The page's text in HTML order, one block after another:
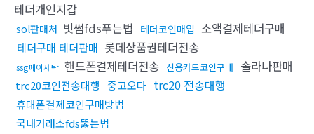
테더개인지갑
sol판매처 빗썸fds푸는법 테더코인매입 소액결제테더구매
테더구매 테더판매 롯데상품권테더전송
ssg페이세탁 핸드폰결제테더전송 신용카드코인구매 솔라나판매
trc20코인전송대행 중고오다 trc20 전송대행
휴대폰결제코인구매방법
국내거래소fds뚫는법